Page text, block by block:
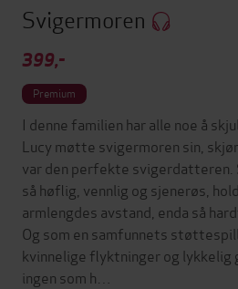
Svigermoren
399,-
Premium
I denne familien har alle noe å
Lucy møtte svigermoren sin,
var den perfekte svigerdatteren.
så høflig, vennlig og sjenerøs,
armlengdes avstand, enda så
Og som en samfunnets
kvinnelige flyktninger og
ingen som h…